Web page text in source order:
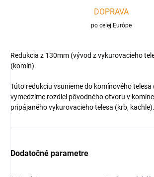
DOPRAVA
po celej Európe
Redukcia z 130mm (vývod z vykurovacieho
(komín).
Túto redukciu vsunieme do komínového
vymedzíme rozdiel pôvodného otvoru v
pripájaného vykurovacieho telesa (krb, kachle).
Dodatočné parametre